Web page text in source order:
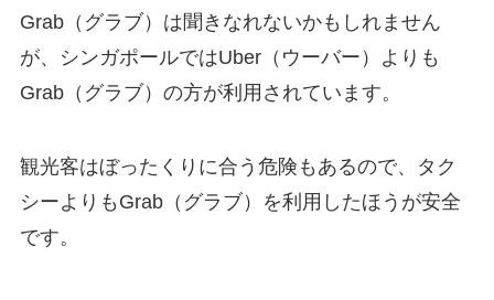
Grab（グラブ）は聞きなれないかもしれません
が、シンガポールではUber（ウーバー）よりも
Grab（グラブ）の方が利用されています。
観光客はぼったくりに合う危険もあるので、タク
シーよりもGrab（グラブ）を利用したほうが安全
です。